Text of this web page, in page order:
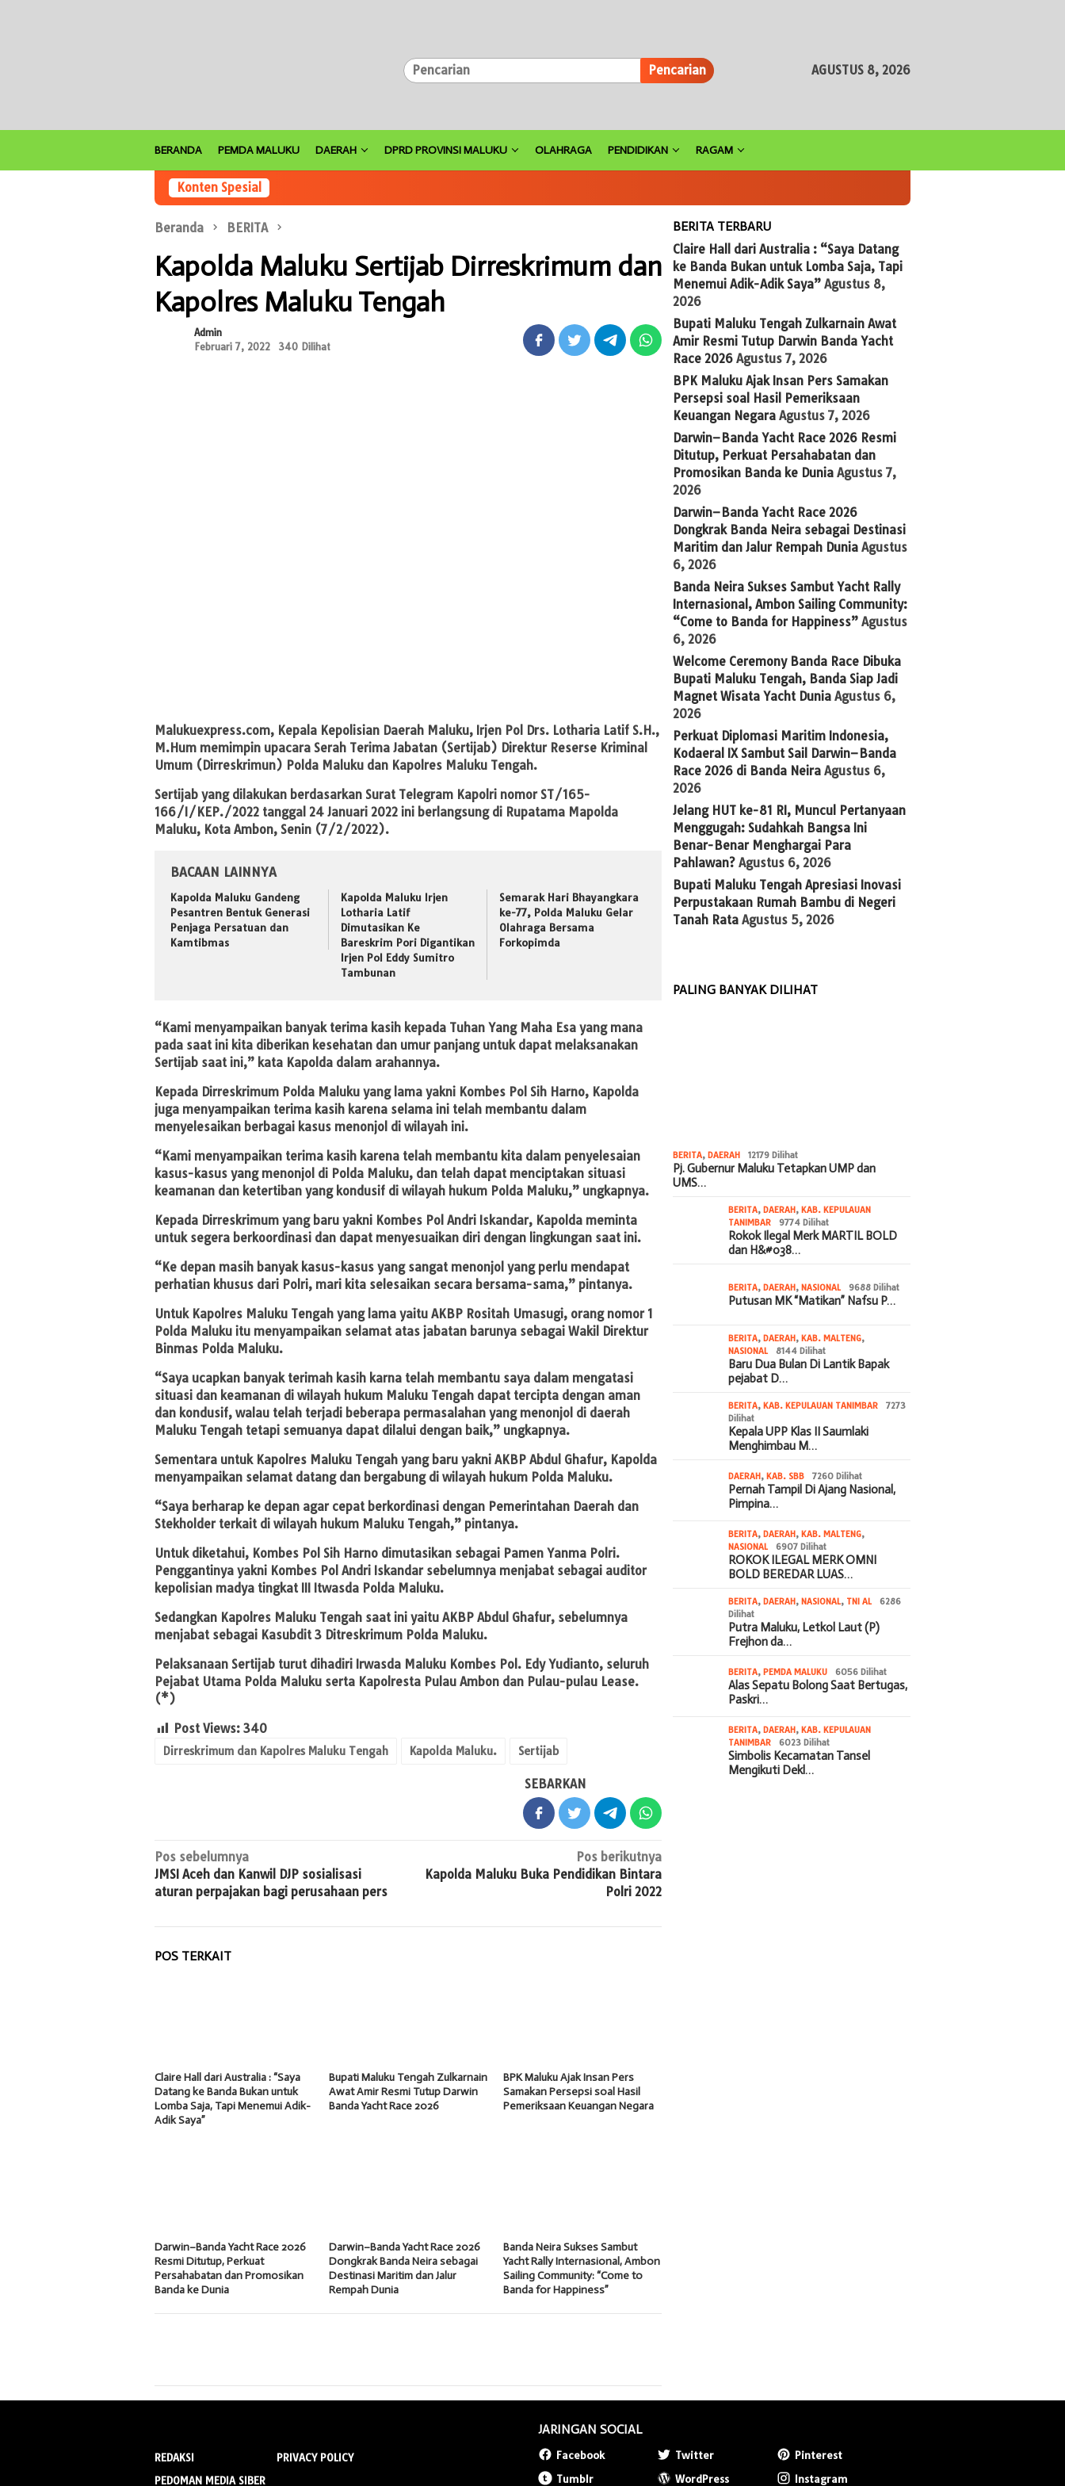
Pencarian
AGUSTUS 8, 2026
BERANDA PEMDA MALUKU DAERAH DPRD PROVINSI MALUKU OLAHRAGA PENDIDIKAN RAGAM
Konten Spesial
Beranda BERITA
Kapolda Maluku Sertijab Dirreskrimum dan
Kapolres Maluku Tengah
Admin
Februari 7, 2022
340 Dilihat
Malukuexpress.com, Kepala Kepolisian Daerah Maluku, Irjen Pol Drs. Lotharia Latif S.H.,
M.Hum memimpin upacara Serah Terima Jabatan (Sertijab) Direktur Reserse Kriminal
Umum (Dirreskrimun) Polda Maluku dan Kapolres Maluku Tengah.
Sertijab yang dilakukan berdasarkan Surat Telegram Kapolri nomor ST/165-
166/I/KEP./2022 tanggal 24 Januari 2022 ini berlangsung di Rupatama Mapolda
Maluku, Kota Ambon, Senin (7/2/2022).
BACAAN LAINNYA
Kapolda Maluku Gandeng
Pesantren Bentuk Generasi
Penjaga Persatuan dan
Kamtibmas
Kapolda Maluku Irjen
Lotharia Latif
Dimutasikan Ke
Bareskrim Pori Digantikan
Irjen Pol Eddy Sumitro
Tambunan
Semarak Hari Bhayangkara
ke-77, Polda Maluku Gelar
Olahraga Bersama
Forkopimda
“Kami menyampaikan banyak terima kasih kepada Tuhan Yang Maha Esa yang mana
pada saat ini kita diberikan kesehatan dan umur panjang untuk dapat melaksanakan
Sertijab saat ini,” kata Kapolda dalam arahannya.
Kepada Dirreskrimum Polda Maluku yang lama yakni Kombes Pol Sih Harno, Kapolda
juga menyampaikan terima kasih karena selama ini telah membantu dalam
menyelesaikan berbagai kasus menonjol di wilayah ini.
“Kami menyampaikan terima kasih karena telah membantu kita dalam penyelesaian
kasus-kasus yang menonjol di Polda Maluku, dan telah dapat menciptakan situasi
keamanan dan ketertiban yang kondusif di wilayah hukum Polda Maluku,” ungkapnya.
Kepada Dirreskrimum yang baru yakni Kombes Pol Andri Iskandar, Kapolda meminta
untuk segera berkoordinasi dan dapat menyesuaikan diri dengan lingkungan saat ini.
“Ke depan masih banyak kasus-kasus yang sangat menonjol yang perlu mendapat
perhatian khusus dari Polri, mari kita selesaikan secara bersama-sama,” pintanya.
Untuk Kapolres Maluku Tengah yang lama yaitu AKBP Rositah Umasugi, orang nomor 1
Polda Maluku itu menyampaikan selamat atas jabatan barunya sebagai Wakil Direktur
Binmas Polda Maluku.
“Saya ucapkan banyak terimah kasih karna telah membantu saya dalam mengatasi
situasi dan keamanan di wilayah hukum Maluku Tengah dapat tercipta dengan aman
dan kondusif, walau telah terjadi beberapa permasalahan yang menonjol di daerah
Maluku Tengah tetapi semuanya dapat dilalui dengan baik,” ungkapnya.
Sementara untuk Kapolres Maluku Tengah yang baru yakni AKBP Abdul Ghafur, Kapolda
menyampaikan selamat datang dan bergabung di wilayah hukum Polda Maluku.
“Saya berharap ke depan agar cepat berkordinasi dengan Pemerintahan Daerah dan
Stekholder terkait di wilayah hukum Maluku Tengah,” pintanya.
Untuk diketahui, Kombes Pol Sih Harno dimutasikan sebagai Pamen Yanma Polri.
Penggantinya yakni Kombes Pol Andri Iskandar sebelumnya menjabat sebagai auditor
kepolisian madya tingkat III Itwasda Polda Maluku.
Sedangkan Kapolres Maluku Tengah saat ini yaitu AKBP Abdul Ghafur, sebelumnya
menjabat sebagai Kasubdit 3 Ditreskrimum Polda Maluku.
Pelaksanaan Sertijab turut dihadiri Irwasda Maluku Kombes Pol. Edy Yudianto, seluruh
Pejabat Utama Polda Maluku serta Kapolresta Pulau Ambon dan Pulau-pulau Lease.
(*)
Post Views: 340
Dirreskrimum dan Kapolres Maluku Tengah Kapolda Maluku. Sertijab
SEBARKAN
Navigasi
pos
Pos sebelumnya
JMSI Aceh dan Kanwil DJP sosialisasi
aturan perpajakan bagi perusahaan pers
Pos berikutnya
Kapolda Maluku Buka Pendidikan Bintara
Polri 2022
POS TERKAIT
Claire Hall dari Australia : “Saya
Datang ke Banda Bukan untuk
Lomba Saja, Tapi Menemui Adik-
Adik Saya”
Bupati Maluku Tengah Zulkarnain
Awat Amir Resmi Tutup Darwin
Banda Yacht Race 2026
BPK Maluku Ajak Insan Pers
Samakan Persepsi soal Hasil
Pemeriksaan Keuangan Negara
Darwin–Banda Yacht Race 2026
Resmi Ditutup, Perkuat
Persahabatan dan Promosikan
Banda ke Dunia
Darwin–Banda Yacht Race 2026
Dongkrak Banda Neira sebagai
Destinasi Maritim dan Jalur
Rempah Dunia
Banda Neira Sukses Sambut
Yacht Rally Internasional, Ambon
Sailing Community: “Come to
Banda for Happiness”
BERITA TERBARU
Claire Hall dari Australia : “Saya Datang
ke Banda Bukan untuk Lomba Saja, Tapi
Menemui Adik-Adik Saya” Agustus 8,
2026
Bupati Maluku Tengah Zulkarnain Awat
Amir Resmi Tutup Darwin Banda Yacht
Race 2026 Agustus 7, 2026
BPK Maluku Ajak Insan Pers Samakan
Persepsi soal Hasil Pemeriksaan
Keuangan Negara Agustus 7, 2026
Darwin–Banda Yacht Race 2026 Resmi
Ditutup, Perkuat Persahabatan dan
Promosikan Banda ke Dunia Agustus 7,
2026
Darwin–Banda Yacht Race 2026
Dongkrak Banda Neira sebagai Destinasi
Maritim dan Jalur Rempah Dunia Agustus
6, 2026
Banda Neira Sukses Sambut Yacht Rally
Internasional, Ambon Sailing Community:
“Come to Banda for Happiness” Agustus
6, 2026
Welcome Ceremony Banda Race Dibuka
Bupati Maluku Tengah, Banda Siap Jadi
Magnet Wisata Yacht Dunia Agustus 6,
2026
Perkuat Diplomasi Maritim Indonesia,
Kodaeral IX Sambut Sail Darwin–Banda
Race 2026 di Banda Neira Agustus 6,
2026
Jelang HUT ke-81 RI, Muncul Pertanyaan
Menggugah: Sudahkah Bangsa Ini
Benar-Benar Menghargai Para
Pahlawan? Agustus 6, 2026
Bupati Maluku Tengah Apresiasi Inovasi
Perpustakaan Rumah Bambu di Negeri
Tanah Rata Agustus 5, 2026
PALING BANYAK DILIHAT
BERITA,DAERAH 12179 Dilihat
Pj. Gubernur Maluku Tetapkan UMP dan
UMS…
BERITA,DAERAH,KAB. KEPULAUAN
TANIMBAR
9774 Dilihat
Rokok Ilegal Merk MARTIL BOLD
dan H&#038…
BERITA,DAERAH,NASIONAL 9688 Dilihat
Putusan MK “Matikan” Nafsu P…
BERITA,DAERAH,KAB. MALTENG,
NASIONAL
8144 Dilihat
Baru Dua Bulan Di Lantik Bapak
pejabat D…
BERITA,KAB. KEPULAUAN TANIMBAR
7273
Dilihat
Kepala UPP Klas II Saumlaki
Menghimbau M…
DAERAH,KAB. SBB 7260 Dilihat
Pernah Tampil Di Ajang Nasional,
Pimpina…
BERITA,DAERAH,KAB. MALTENG,
NASIONAL
6907 Dilihat
ROKOK ILEGAL MERK OMNI
BOLD BEREDAR LUAS…
BERITA,DAERAH,NASIONAL, TNI AL
6286
Dilihat
Putra Maluku, Letkol Laut (P)
Frejhon da…
BERITA,PEMDA MALUKU 6056 Dilihat
Alas Sepatu Bolong Saat Bertugas,
Paskri…
BERITA,DAERAH,KAB. KEPULAUAN
TANIMBAR
6023 Dilihat
Simbolis Kecamatan Tansel
Mengikuti Dekl…
REDAKSI
PRIVACY POLICY
PEDOMAN MEDIA SIBER
JARINGAN SOCIAL
Facebook Twitter
Pinterest
Tumblr
WordPress
Instagram